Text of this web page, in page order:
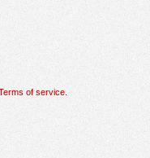
of service.